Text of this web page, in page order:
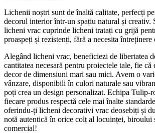
Lichenii noștri sunt de înaltă calitate, perfecți
decorul interior într-un spațiu natural și creativ.
licheni vrac cuprinde licheni tratați cu grijă
proaspeți și rezistenți, fără a necesita întreținere
Alegând licheni vrac, beneficiezi de libertatea
cantitatea necesară pentru proiectele tale, fie că
decor de dimensiuni mari sau mici. Avem o
vânzare, disponibili în culori naturale sau
poți crea un design personalizat. Echipa Tulip-
fiecare produs respectă cele mai înalte
oferindu-ți licheni decorativi vrac deosebiți și
notă autentică în orice colț al locuinței, biroului
comercial!